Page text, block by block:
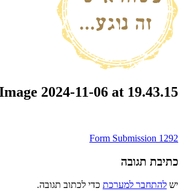
2024-11-06 at 19.43.15
ניווט
Form Submission 1292
כתיבת תגובה
יש להתחבר למערכת כדי לכתוב תגובה.